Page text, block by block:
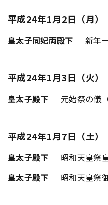
平成24年1月2日（月）
皇太子同妃両殿下 新年
平成24年1月3日（火）
皇太子殿下 元始祭の儀
平成24年1月7日（土）
皇太子殿下
昭和天皇祭
皇太子殿下
昭和天皇祭